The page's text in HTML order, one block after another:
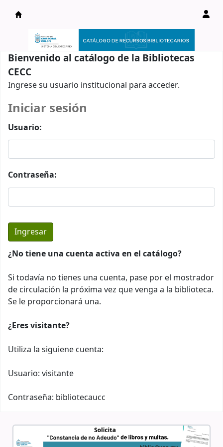
Catálogo en línea
Bienvenido al catálogo de la Bibliotecas
CECC
Ingrese su usuario institucional para acceder.
Iniciar sesión
Usuario:
Contraseña:
¿No tiene una cuenta activa en el catálogo?
Si todavía no tienes una cuenta, pase por el mostrador
de circulación la próxima vez que venga a la biblioteca.
Se le proporcionará una.
¿Eres visitante?
Utiliza la siguiene cuenta:
Usuario: visitante
Contraseña: bibliotecaucc